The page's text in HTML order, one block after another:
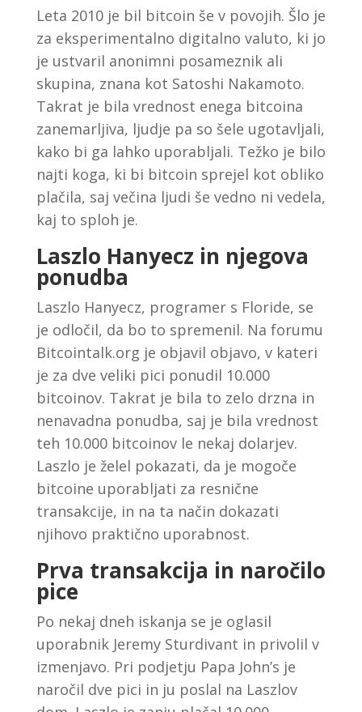
Leta 2010 je bil bitcoin še v povojih. Šlo je
za eksperimentalno digitalno valuto, ki jo
je ustvaril anonimni posameznik ali
skupina, znana kot Satoshi Nakamoto.
Takrat je bila vrednost enega bitcoina
zanemarljiva, ljudje pa so šele ugotavljali,
kako bi ga lahko uporabljali. Težko je bilo
najti koga, ki bi bitcoin sprejel kot obliko
plačila, saj večina ljudi še vedno ni vedela,
kaj to sploh je.
Laszlo Hanyecz in njegova
ponudba
Laszlo Hanyecz, programer s Floride, se
je odločil, da bo to spremenil. Na forumu
Bitcointalk.org je objavil objavo, v kateri
je za dve veliki pici ponudil 10.000
bitcoinov. Takrat je bila to zelo drzna in
nenavadna ponudba, saj je bila vrednost
teh 10.000 bitcoinov le nekaj dolarjev.
Laszlo je želel pokazati, da je mogoče
bitcoine uporabljati za resnične
transakcije, in na ta način dokazati
njihovo praktično uporabnost.
Prva transakcija in naročilo
pice
Po nekaj dneh iskanja se je oglasil
uporabnik Jeremy Sturdivant in privolil v
izmenjavo. Pri podjetju Papa John’s je
naročil dve pici in ju poslal na Laszlov